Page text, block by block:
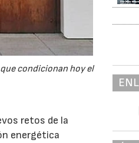
condicionan hoy el
retos de la
energética